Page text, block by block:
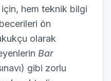
hem teknik bilgi
ön
olarak
Bar
gibi zorlu